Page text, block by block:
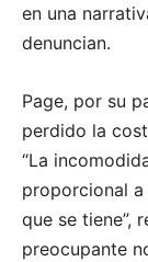
en una
denuncian.
Page, por su
perdido la
“La
proporcional
que se tiene”,
preocupante